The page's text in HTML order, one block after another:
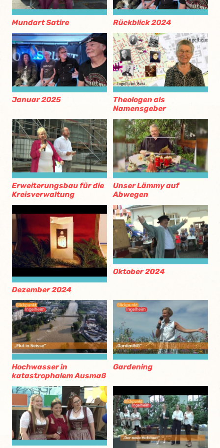
Mundart Satire Rückblick 2024
Januar 2025
Theologen als
Namensgeber
Erweiterungsbau für die
Kreisverwaltung
Unser Lämmy auf
Abwegen
Dezember 2024
Oktober 2024
Hochwasser in
katastrophalem Ausmaß
Gardening